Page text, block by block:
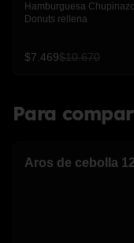
Hamburguesa
Donuts rellena
$7.469$10.670
Para
Aros de cebolla